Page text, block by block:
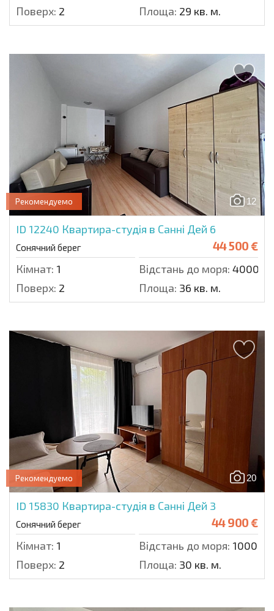
Поверх: 2 Площа: 29 кв. м.
12
Рекомендуемо
ID 12240 Квартира-студія в Санні Дей 6
Сонячний берег 44 500 €
Кімнат: 1 Відстань до моря: 4000 м.
Поверх: 2 Площа: 36 кв. м.
20
Рекомендуемо
ID 15830 Квартира-студія в Санні Дей 3
Сонячний берег 44 900 €
Кімнат: 1 Відстань до моря: 1000 м.
Поверх: 2 Площа: 30 кв. м.